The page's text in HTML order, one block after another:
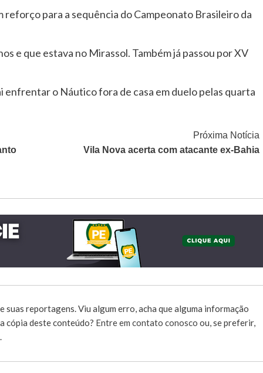
para a sequência do Campeonato Brasileiro da
e que estava no Mirassol. Também já passou por XV
enfrentar o Náutico fora de casa em duelo pelas quarta
Próxima Notícia
Vila Nova acerta com atacante ex-Bahia
suas reportagens. Viu algum erro, acha que alguma informação
cópia deste conteúdo? Entre em contato conosco ou, se preferir,
.